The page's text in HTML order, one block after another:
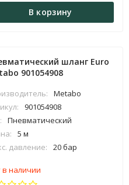
В корзину
шланг Euro
901054908
Metabo
901054908
Пневматический
5 м
давление:
20 бар
в наличии